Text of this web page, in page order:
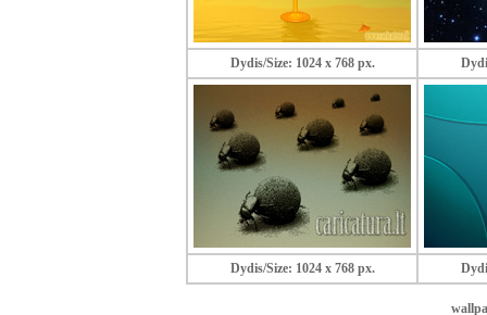
Dydis/Size: 1024 x 768 px.
Dydis/Size: 1024 x 768 px.